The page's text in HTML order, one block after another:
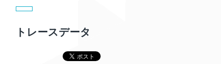
トレースデータ